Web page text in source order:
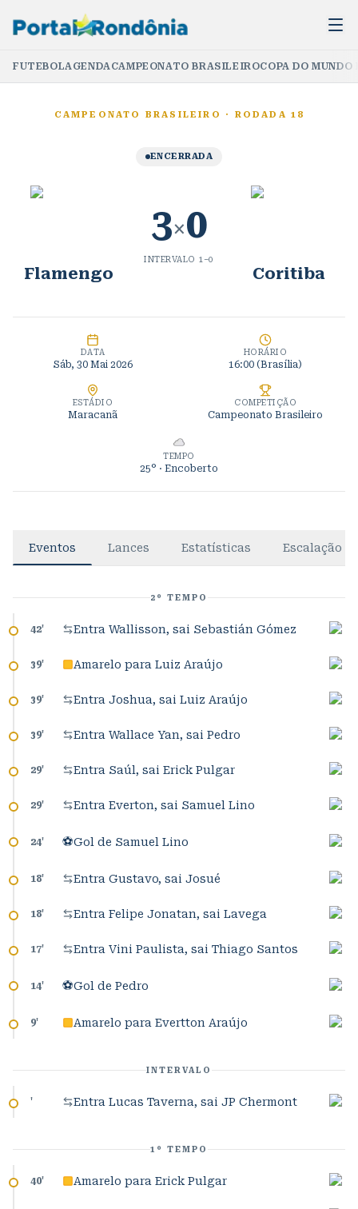
FUTEBOLAGENDACAMPEONATO BRASILEIROCOPA DO
CAMPEONATO BRASILEIRO · RODADA 18
ENCERRADA
Flamengo
3×0
INTERVALO 1 –0
Coritiba
DATA
Sáb, 30 Mai 2026
HORÁRIO
16:00 (Brasília)
ESTÁDIO
Maracanã
COMPETIÇÃO
Campeonato Brasileiro
TEMPO
25° · Encoberto
Eventos Lances Estatísticas Escalação
2º TEMPO
42' Entra Wallisson, sai Sebastián Gómez
39' Amarelo para Luiz Araújo
39' Entra Joshua, sai Luiz Araújo
39' Entra Wallace Yan, sai Pedro
29' Entra Saúl, sai Erick Pulgar
29' Entra Everton, sai Samuel Lino
24' ⚽Gol de Samuel Lino
18' Entra Gustavo, sai Josué
18' Entra Felipe Jonatan, sai Lavega
17' Entra Vini Paulista, sai Thiago Santos
14' ⚽Gol de Pedro
9' Amarelo para Evertton Araújo
INTERVALO
' Entra Lucas Taverna, sai JP Chermont
1º TEMPO
40' Amarelo para Erick Pulgar